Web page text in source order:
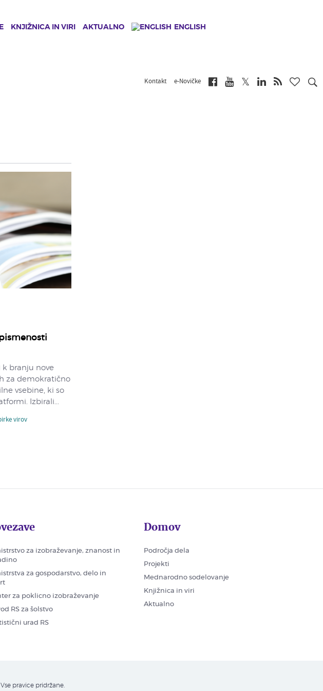
KNJIŽNICA IN VIRI AKTUALNO ENGLISH
Kontakt e-Novičke
k branju nove
za demokratično
vsebine, ki so
Izbirali...
virov
za izobraževanje, znanost in
za gospodarstvo, delo in
za poklicno izobraževanje
RS za šolstvo
urad RS
Domov
Področja dela
Projekti
Mednarodno sodelovanje
Knjižnica in viri
Aktualno
pravice pridržane.